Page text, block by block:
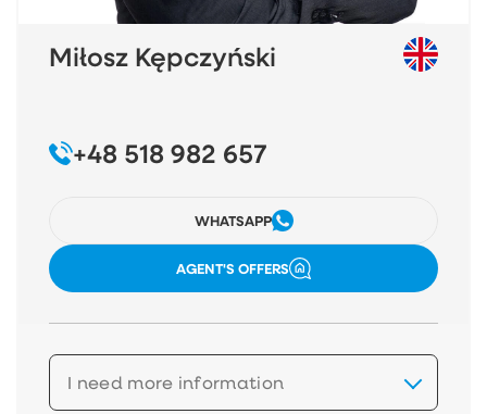
Miłosz Kępczyński
+48 518 982 657
WHATSAPP
AGENT'S OFFERS
I need more information